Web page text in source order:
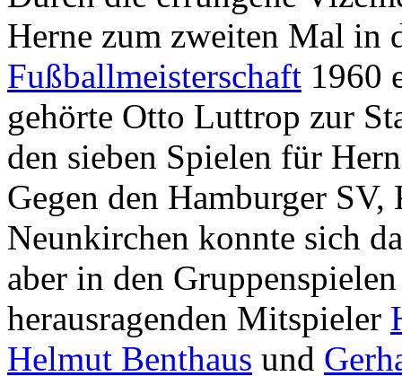
Herne zum zweiten Mal in
Fußballmeisterschaft 1960
gehörte Otto Luttrop zur
den sieben Spielen für
Gegen den Hamburger
Neunkirchen konnte sich
aber in den
herausragenden Mitspieler
Helmut Benthaus und